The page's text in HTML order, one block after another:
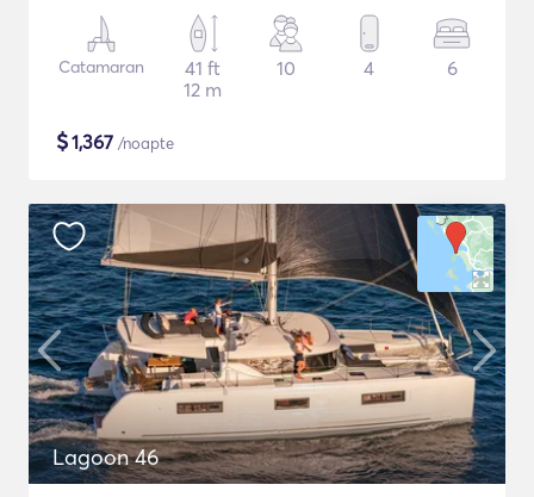
Catamaran
41 ft
12 m
10 4 6
$1,367 /noapte
Lagoon 46